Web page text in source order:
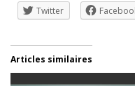
Twitter
Articles similaires